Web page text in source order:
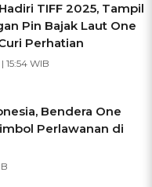
TIFF 2025, Tampil
Pin Bajak Laut One
Perhatian
| 15:54 WIB
Bendera One
Perlawanan di